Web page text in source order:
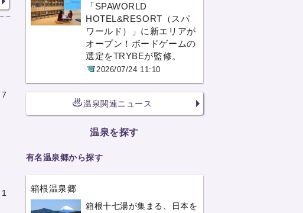
7
1
「SPAWORLD
HOTEL&RESORT（スパ
ワールド）」に新エリアが
オープン！ボードゲームの
選定をTRYBEが監修。
2026/07/24 11:10
温泉関連ニュース
温泉を探す
有名温泉郷から探す
箱根温泉郷
箱根十七湯が集まる、日本を